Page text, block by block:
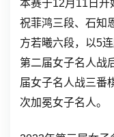
本赛于12月11日开
祝菲鸿三段、石知
方若曦六段，以5
第二届女子名人战
届女子名人战三番
次加冕女子名人。